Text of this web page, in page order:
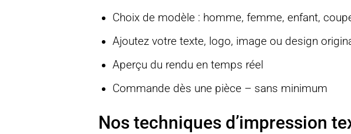
Choix de modèle : homme, femme, enfant,
Ajoutez votre texte, logo, image ou design
Aperçu du rendu en temps réel
Commande dès une pièce – sans minimum
Nos techniques d’impression